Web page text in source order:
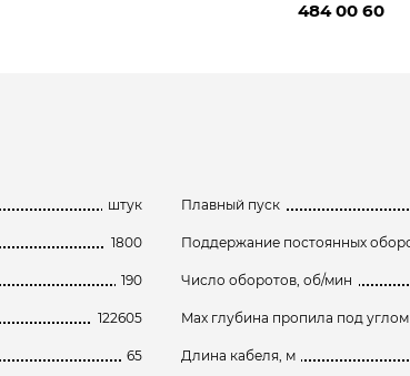
484 00 60
штук
1800
190
122605
65
Плавный пуск
Поддержание постоянных
Число оборотов, об/мин
Max глубина пропила под
Длина кабеля, м